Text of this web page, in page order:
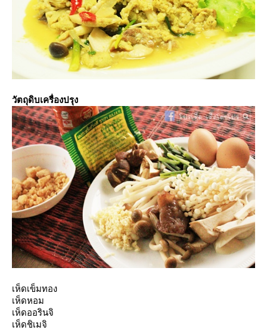
วัตถุดิบเครื่องปรุง
เห็ดเข็มทอง
เห็ดหอม
เห็ดออรินจิ
เห็ดชิเมจิ